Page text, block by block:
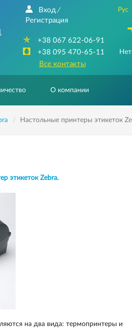
Вход /
Регистрация
+38 067 622-06-91
+38 095 470-65-11
Все контакты
Рус
О компании
Настольные принтеры этикеток
этикеток Zebra.
на два вида: термопринтеры и